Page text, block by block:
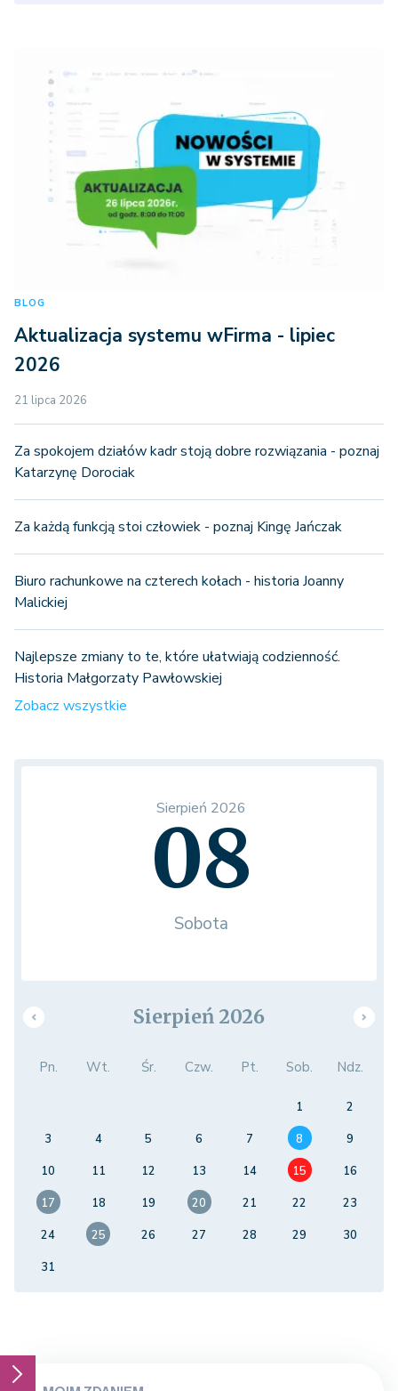
BLOG
Aktualizacja systemu wFirma - lipiec
2026
21 lipca 2026
Za spokojem działów kadr stoją dobre rozwiązania - poznaj
Katarzynę Dorociak
Za każdą funkcją stoi człowiek - poznaj Kingę Jańczak
Biuro rachunkowe na czterech kołach - historia Joanny
Malickiej
Najlepsze zmiany to te, które ułatwiają codzienność.
Historia Małgorzaty Pawłowskiej
Zobacz wszystkie
Sierpień 2026
08
Sobota
Sierpień 2026
Pn. Wt. Śr. Czw. Pt. Sob. Ndz.
1
2
3
4 5 6 7 8
9
10
11 12 13 14 15
16
17
18 19 20 21 22
23
24
25 26 27 28 29
30
31